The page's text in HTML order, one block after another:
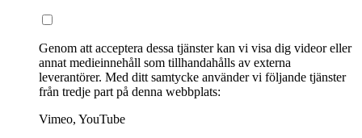
Genom att acceptera dessa tjänster kan vi visa dig videor eller
annat medieinnehåll som tillhandahålls av externa
leverantörer. Med ditt samtycke använder vi följande tjänster
från tredje part på denna webbplats:
Vimeo, YouTube